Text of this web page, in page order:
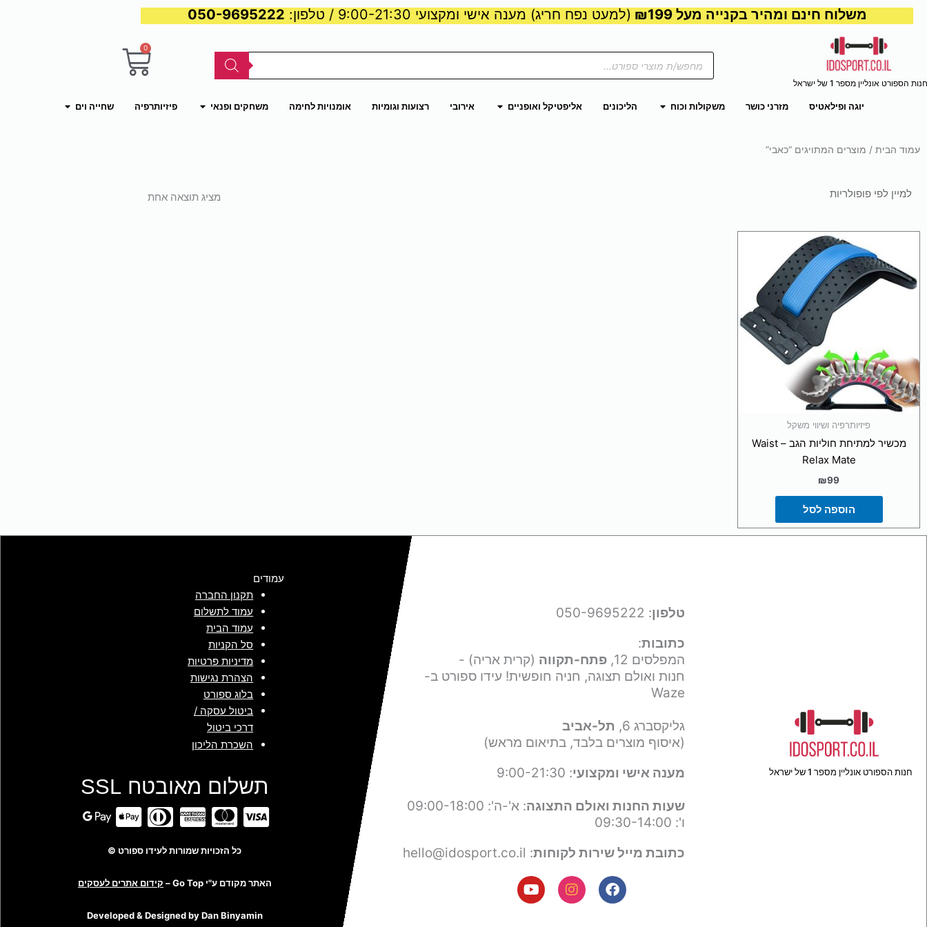
משלוח חינם ומהיר בקנייה מעל ₪199 (למעט נפח חריג) מענה אישי ומקצועי 9:00-21:30 / טלפון: 050-9695222
חנות הספורט אונליין מספר 1 של ישראל
Products
search
0
עגלת
יוגה ופילאטיס מזרני כושר משקולות וכוח פתח משקולות וכוח
הליכונים אליפטיקל ואופניים פתח אליפטיקל ואופניים
אירובי רצועות וגומיות אומנויות לחימה משחקים ופנאי פתח משחקים ופנאי
פיזיותרפיה שחייה וים פתח שחייה וים
עמוד הבית / מוצרים המתויגים “כאבי”
מציג תוצאה אחת
פיזיותרפיה ושיווי משקל
מכשיר למתיחת חוליות הגב – Waist
Relax Mate
₪99
הוספה לסל
חנות הספורט אונליין מספר 1 של ישראל
טלפון: 050-9695222
כתובות:
המפלסים 12,
פתח-תקווה (קרית אריה) -
חנות ואולם תצוגה, חניה חופשית! עידו ספורט ב-
Waze
גליקסברג 6,
תל-אביב
(איסוף מוצרים בלבד, בתיאום מראש)
מענה אישי ומקצועי: 9:00-21:30
שעות החנות ואולם התצוגה: א'-ה': 09:00-18:00
ו': 09:30-14:00
כתובת מייל שירות לקוחות: hello@idosport.co.il
F
a
I
n
Y
o
עמודים
תקנון החברה
עמוד לתשלום
עמוד הבית
סל הקניות
מדיניות פרטיות
הצהרת נגישות
בלוג ספורט
ביטול עסקה /
דרכי ביטול
השכרת הליכון
תשלום מאובטח SSL
כל הזכויות שמורות לעידו ספורט ©
האתר מקודם ע"י Go Top – קידום אתרים לעסקים
Developed & Designed by Dan Binyamin